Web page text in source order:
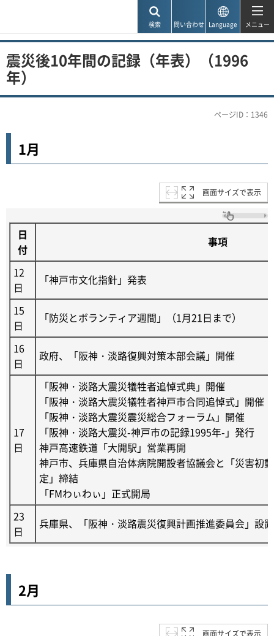
検索 問い合わせ Language メニュー
震災後10年間の記録（年表）（1996
年）
ページID：1346
1月
画面サイズで表示
日
付
事項
12
日
「神戸市文化指針」発表
15
日
「防災とボランティア週間」（1月21日まで）
16
日
政府、「阪神・淡路復興対策本部会議」開催
17
日
「阪神・淡路大震災犠牲者追悼式典」開催
「阪神・淡路大震災犠牲者神戸市合同追悼式」開催
「阪神・淡路大震災震災総合フォーラム」開催
「阪神・淡路大震災-神戸市の記録1995年-」発行
神戸高速鉄道「大開駅」営業再開
神戸市、兵庫県自治体病院開設者協議会と「災害初
定」締結
「FMわぃわぃ」正式開局
23
日
兵庫県、「阪神・淡路震災復興計画推進委員会」設置
2月
画面サイズで表示